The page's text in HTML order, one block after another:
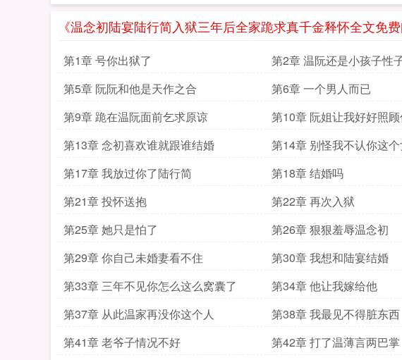
《温念初陆宴陆行简入狱三年后全家跪求真千金释怀全文免
第1章 号你出狱了 第2章 温阮还是小孩子性
第5章 阮阮和他是天作之合
第6章 一个男人而已
第9章 跪在温阮面前乞求原谅
第10章 阮姐让我好好照
第13章 念初喜欢谁就跟谁结婚
第14章 别怪我不认你这
第17章 我放过你了陆行简
第18章 结婚吗
第21章 投怀送抱
第22章 再次入狱
第25章 她只是怕了
第26章 狠狠羞辱温念初
第29章 你自己未婚妻看不住
第30章 我想和陆宴结婚
第33章 三年不见你怎么这么窝囊了
第34章 他让我嫁给他
第37章 从此温家再没你这个人
第38章 我最见不得脏东西
第41章 老爷子情况不好
第42章 打了温薄言两巴掌